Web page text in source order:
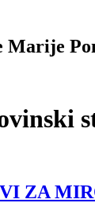
Marije
ZA